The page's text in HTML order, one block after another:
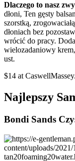
Dlaczego to nasz
dłoni, Ten gęsty
szorstką,
dłoniach bez
wrócić do pracy.
wielozadaniowy
ust.
$14 at
Najlepszy
Bondi Sands